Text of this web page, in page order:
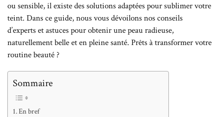
ou sensible, il existe des solutions adaptées pour sublimer votre
teint. Dans ce guide, nous vous dévoilons nos conseils
d’experts et astuces pour obtenir une peau radieuse,
naturellement belle et en pleine santé. Prêts à transformer votre
routine beauté ?
Sommaire
En bref